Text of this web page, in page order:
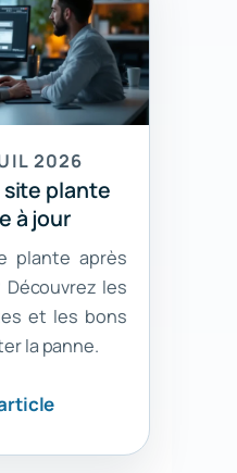
2026
plante
à jour
plante après
les
et les bons
la panne.